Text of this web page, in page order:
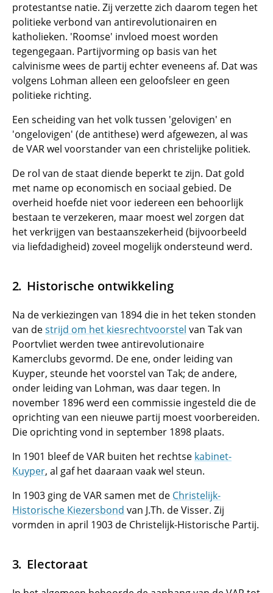
protestantse natie. Zij verzette zich daarom tegen het
politieke verbond van antirevolutionairen en
katholieken. 'Roomse' invloed moest worden
tegengegaan. Partijvorming op basis van het
calvinisme wees de partij echter eveneens af. Dat was
volgens Lohman alleen een geloofsleer en geen
politieke richting.
Een scheiding van het volk tussen 'gelovigen' en
'ongelovigen' (de antithese) werd afgewezen, al was
de VAR wel voorstander van een christelijke politiek.
De rol van de staat diende beperkt te zijn. Dat gold
met name op economisch en sociaal gebied. De
overheid hoefde niet voor iedereen een behoorlijk
bestaan te verzekeren, maar moest wel zorgen dat
het verkrijgen van bestaanszekerheid (bijvoorbeeld
via liefdadigheid) zoveel mogelijk ondersteund werd.
Historische ontwikkeling
Na de verkiezingen van 1894 die in het teken stonden
van destrijd om het kiesrechtvoorstel van Tak van
Poortvliet werden twee antirevolutionaire
Kamerclubs gevormd. De ene, onder leiding van
Kuyper, steunde het voorstel van Tak; de andere,
onder leiding van Lohman, was daar tegen. In
november 1896 werd een commissie ingesteld die de
oprichting van een nieuwe partij moest voorbereiden.
Die oprichting vond in september 1898 plaats.
In 1901 bleef de VAR buiten het rechtse kabinet-
Kuyper, al gaf het daaraan vaak wel steun.
In 1903 ging de VAR samen met de Christelijk-
Historische Kiezersbond van J.Th. de Visser. Zij
vormden in april 1903 de Christelijk-Historische Partij.
Electoraat